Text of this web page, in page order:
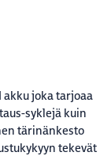
joka tarjoaa
syklejä kuin
tärinänkesto
tekevät